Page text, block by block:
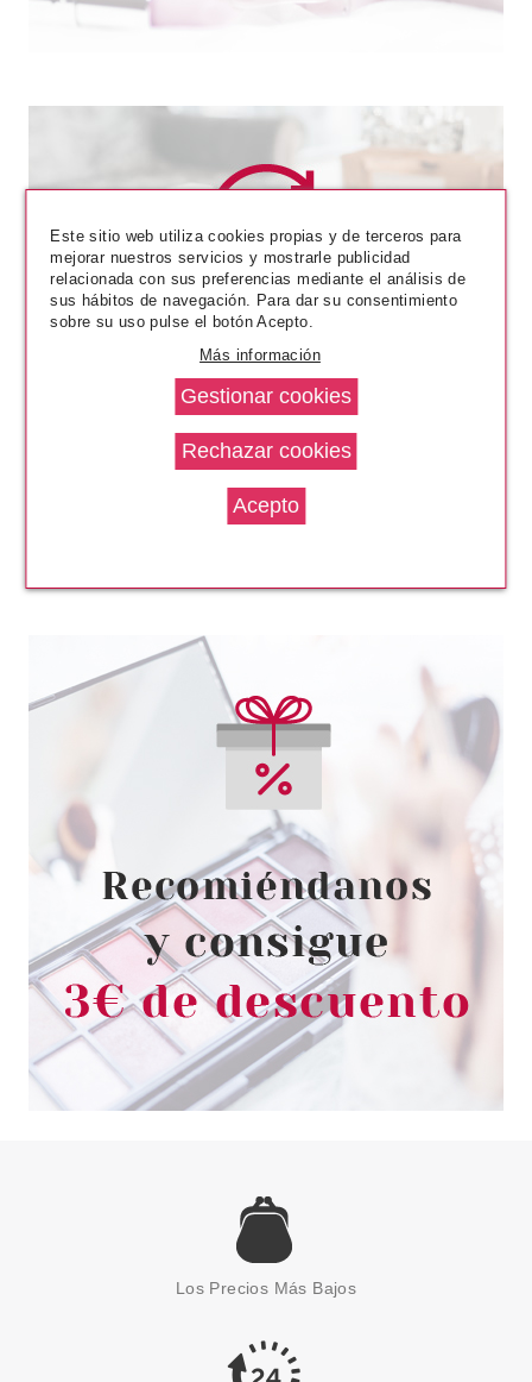
ESSENCE
ESSENCE FOUNDATION STICK
BASE DE MAQUILLAJE EN
STICK 280
Pvr 5.99€
-14%
desde
5.16€
ESSENCE
ESSENCE BRUMA HIDRATANTE
PRE-BASE MY POWER IS 03 I'M
ON FIRE 60 ML
-17%
desde
5.20€
ESSENCE
ESSENCE CORRECTOR
ILUMINADOR CORRECT &
CONCEAL 30 TAN 3.50 ML
2.99€
Los Precios Más Bajos
Este sitio web utiliza cookies propias y de terceros para
mejorar nuestros servicios y mostrarle publicidad
relacionada con sus preferencias mediante el análisis de
sus hábitos de navegación. Para dar su consentimiento
sobre su uso pulse el botón Acepto.
Más información